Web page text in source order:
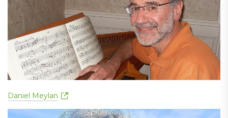
Daniel Meylan